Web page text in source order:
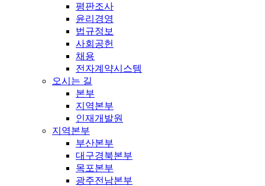
평판조사
윤리경영
법규정보
사회공헌
채용
전자계약시스템
오시는 길
본부
지역본부
인재개발원
지역본부
부산본부
대구경북본부
목포본부
광주전남본부